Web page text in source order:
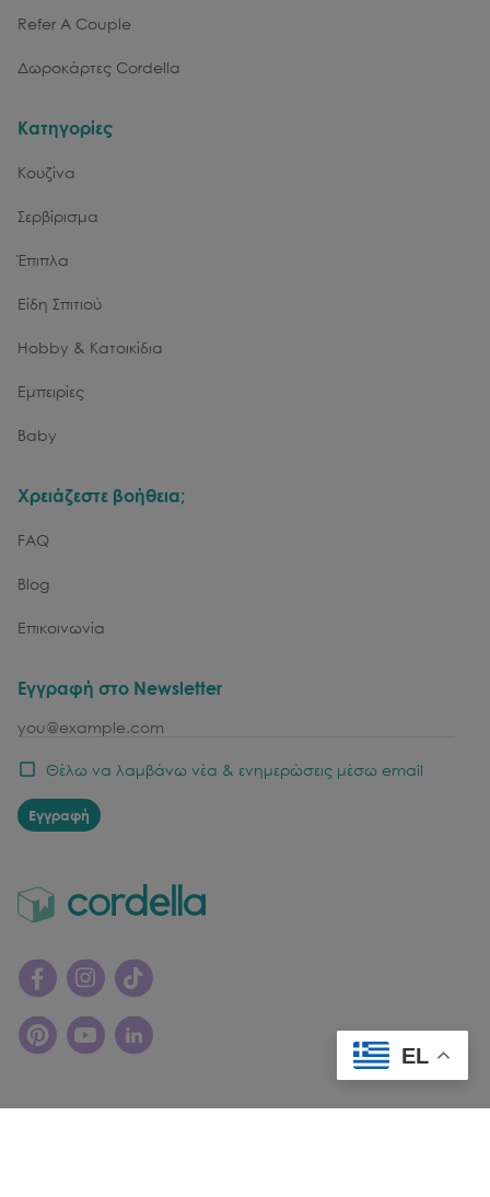
Refer A Couple
Δωροκάρτες Cordella
Κατηγορίες
Κουζίνα
Σερβίρισμα
Έπιπλα
Είδη Σπιτιού
Hobby & Κατοικίδια
Εμπειρίες
Baby
Χρειάζεστε βοήθεια;
FAQ
Blog
Επικοινωνία
Εγγραφή στο Newsletter
email
Θέλω να λαμβάνω νέα & ενημερώσεις μέσω email
Εγγραφή
EL